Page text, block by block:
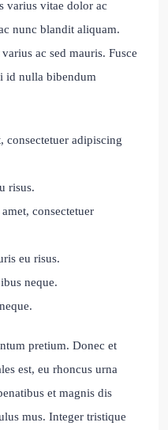
varius vitae dolor ac
nunc blandit aliquam.
ac sed mauris. Fusce
id nulla bibendum
consectetuer adipiscing
risus.
consectetuer
eu risus.
neque.
pretium. Donec et
est, eu rhoncus urna
et magnis dis
mus. Integer tristique